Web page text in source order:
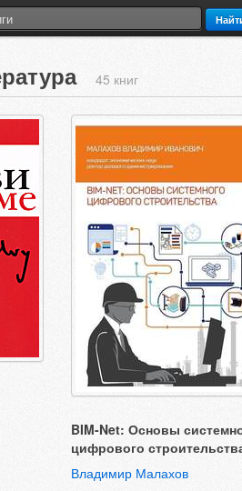
45 книг
BIM-Net: Основы
цифрового
Владимир Малахов